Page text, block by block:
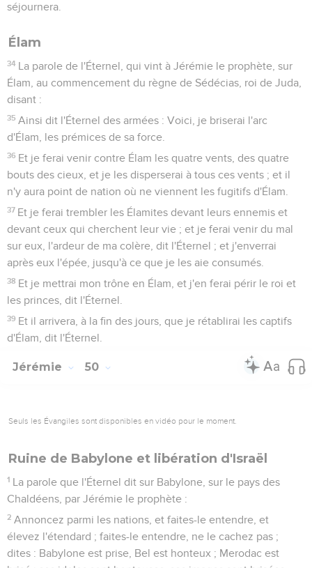
séjournera.
Élam
34 La parole de l'Éternel, qui vint à Jérémie le prophète, sur
Élam, au commencement du règne de Sédécias, roi de Juda,
disant :
35 Ainsi dit l'Éternel des armées : Voici, je briserai l'arc
d'Élam, les prémices de sa force.
36 Et je ferai venir contre Élam les quatre vents, des quatre
bouts des cieux, et je les disperserai à tous ces vents ; et il
n'y aura point de nation où ne viennent les fugitifs d'Élam.
37 Et je ferai trembler les Élamites devant leurs ennemis et
devant ceux qui cherchent leur vie ; et je ferai venir du mal
sur eux, l'ardeur de ma colère, dit l'Éternel ; et j'enverrai
après eux l'épée, jusqu'à ce que je les aie consumés.
38 Et je mettrai mon trône en Élam, et j'en ferai périr le roi et
les princes, dit l'Éternel.
39 Et il arrivera, à la fin des jours, que je rétablirai les captifs
d'Élam, dit l'Éternel.
Jérémie 50
Seuls les Évangiles sont disponibles en vidéo pour le moment.
Ruine de Babylone et libération d'Israël
1 La parole que l'Éternel dit sur Babylone, sur le pays des
Chaldéens, par Jérémie le prophète :
2 Annoncez parmi les nations, et faites-le entendre, et
élevez l'étendard ; faites-le entendre, ne le cachez pas ;
dites : Babylone est prise, Bel est honteux ; Merodac est